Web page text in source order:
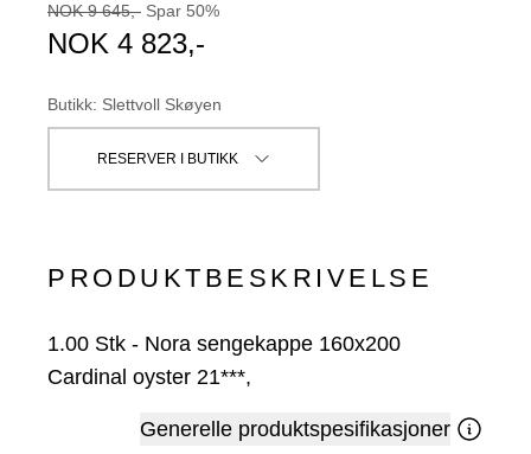
NOK 9 645,- Spar 50%
NOK 4 823,-
Butikk: Slettvoll Skøyen
RESERVER I BUTIKK
PRODUKTBESKRIVELSE
1.00 Stk - Nora sengekappe 160x200
Cardinal oyster 21***,
Generelle produktspesifikasjoner